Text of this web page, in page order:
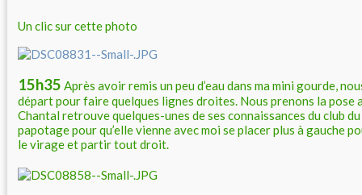
Un clic sur cette photo
15h35 Après avoir remis un peu d’eau dans ma mini gourde,
départ pour faire quelques lignes droites. Nous prenons la pose
Chantal retrouve quelques-unes de ses connaissances du club
papotage pour qu’elle vienne avec moi se placer plus à gauche
le virage et partir tout droit.